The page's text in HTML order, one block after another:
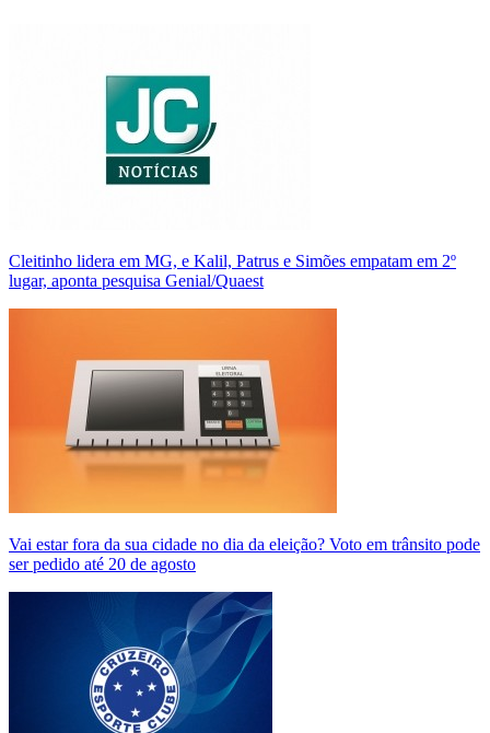
Cleitinho lidera em MG, e Kalil, Patrus e Simões empatam em 2º
lugar, aponta pesquisa Genial/Quaest
Vai estar fora da sua cidade no dia da eleição? Voto em trânsito pode
ser pedido até 20 de agosto